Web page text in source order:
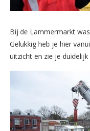
Bij de Lammermarkt
Gelukkig heb je hier
uitzicht en zie je